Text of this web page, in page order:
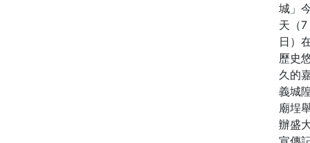
城」
天（7
日）
歷史
久的
義城
廟埕
辦盛